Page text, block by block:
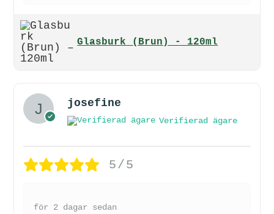
Glasburk (Brun) - 120ml
josefine
Verifierad ägare
5/5
för 2 dagar sedan